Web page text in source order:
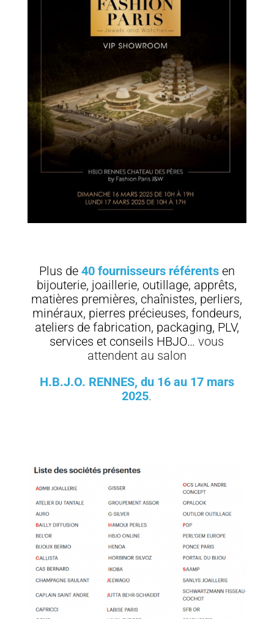
Plus de 40 fournisseurs référentsen
bijouterie, joaillerie, outillage, apprêts,
matières premières, chaînistes, perliers,
minéraux, pierres précieuses, fondeurs,
ateliers de fabrication, packaging, PLV,
services et conseils HBJO… vous
attendent au salon
H.B.J.O. RENNES, du 16 au 17 mars
2025.